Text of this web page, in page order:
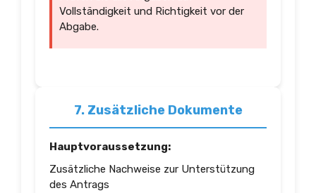
Vollständigkeit und Richtigkeit vor der
Abgabe.
7. Zusätzliche Dokumente
Hauptvoraussetzung:
Zusätzliche Nachweise zur Unterstützung
des Antrags